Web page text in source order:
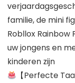
familie, de mini
Robllox Rainbow
uw jongens en
kinderen zijn
【Perfecte